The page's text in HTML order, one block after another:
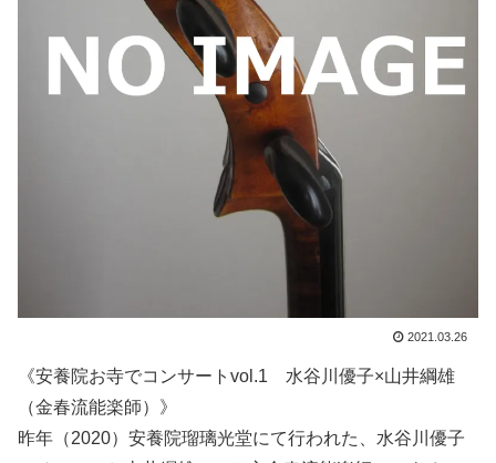
2021.03.26
《安養院お寺でコンサートvol.1 水谷川優子×山井綱雄
（金春流能楽師）》
昨年（2020）安養院瑠璃光堂にて行われた、水谷川優子